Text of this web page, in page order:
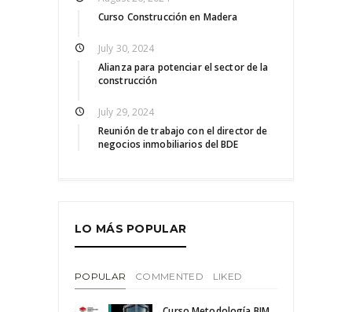
Curso Construcción en Madera
July 30, 2024
Alianza para potenciar el sector de la
construcción
July 29, 2024
Reunión de trabajo con el director de
negocios inmobiliarios del BDE
LO MÁS POPULAR
POPULAR COMMENTED LIKED